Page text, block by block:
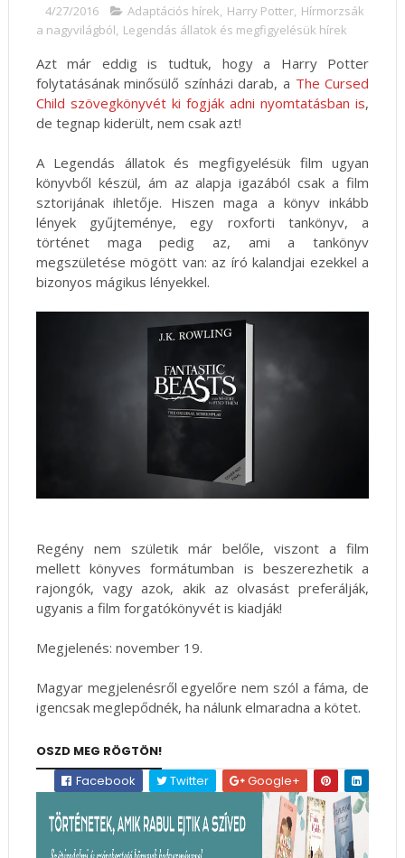
4/27/2016 Adaptációs hírek, Harry Potter, Hírmorzsák
a nagyvilágból, Legendás állatok és megfigyelésük hírek
Azt már eddig is tudtuk, hogy a Harry Potter
folytatásának minősülő színházi darab, a The Cursed
Child szövegkönyvét ki fogják adni nyomtatásban is,
de tegnap kiderült, nem csak azt!
A Legendás állatok és megfigyelésük film ugyan
könyvből készül, ám az alapja igazából csak a film
sztorijának ihletője. Hiszen maga a könyv inkább
lények gyűjteménye, egy roxforti tankönyv, a
történet maga pedig az, ami a tankönyv
megszületése mögött van: az író kalandjai ezekkel a
bizonyos mágikus lényekkel.
Regény nem születik már belőle, viszont a film
mellett könyves formátumban is beszerezhetik a
rajongók, vagy azok, akik az olvasást preferálják,
ugyanis a film forgatókönyvét is kiadják!
Megjelenés: november 19.
Magyar megjelenésről egyelőre nem szól a fáma, de
igencsak meglepődnék, ha nálunk elmaradna a kötet.
OSZD MEG RÖGTÖN!
Facebook
Twitter Google+